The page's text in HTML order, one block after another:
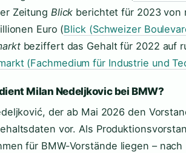
Zeitung Blick berichtet für 2023 von
Euro (Blick (Schweizer
beziffert das Gehalt für 2022 auf
(Fachmedium für Industrie und
Milan Nedeljkovic bei BMW?
der ab Mai 2026 den
vor. Als
für BMW-Vorstände liegen –